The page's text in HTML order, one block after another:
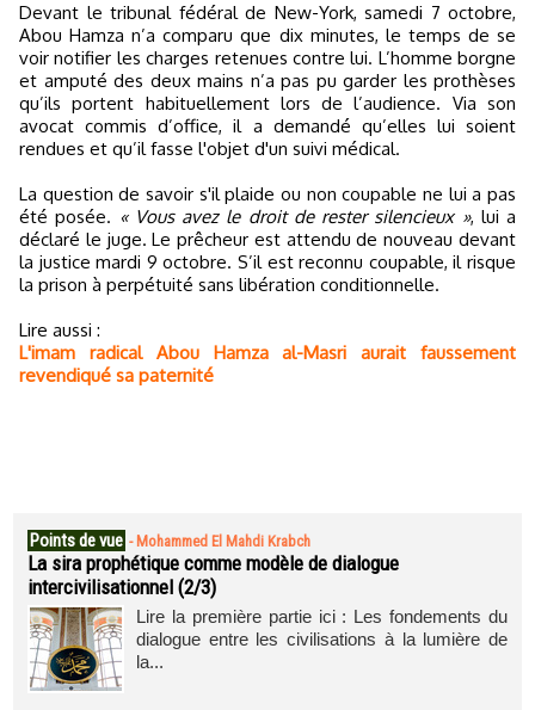
Devant le tribunal fédéral de New-York, samedi 7 octobre,
Abou Hamza n’a comparu que dix minutes, le temps de se
voir notifier les charges retenues contre lui. L’homme borgne
et amputé des deux mains n’a pas pu garder les prothèses
qu’ils portent habituellement lors de l’audience. Via son
avocat commis d’office, il a demandé qu’elles lui soient
rendues et qu’il fasse l'objet d'un suivi médical.
La question de savoir s'il plaide ou non coupable ne lui a pas
été posée. « Vous avez le droit de rester silencieux », lui a
déclaré le juge. Le prêcheur est attendu de nouveau devant
la justice mardi 9 octobre. S’il est reconnu coupable, il risque
la prison à perpétuité sans libération conditionnelle.
Lire aussi :
L'imam radical Abou Hamza al-Masri aurait faussement
revendiqué sa paternité
Points de vue - Mohammed El Mahdi Krabch
La sira prophétique comme modèle de dialogue
intercivilisationnel (2/3)
Lire la première partie ici : Les fondements du
dialogue entre les civilisations à la lumière de
la...